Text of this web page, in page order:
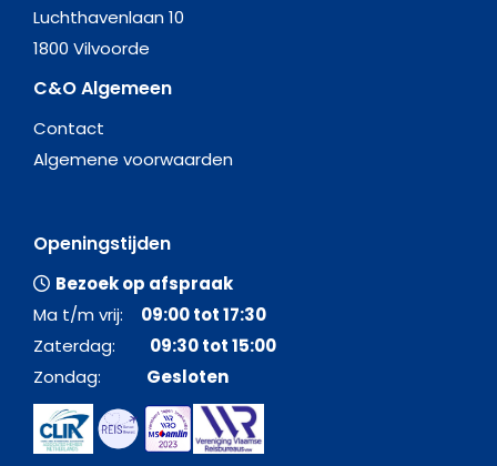
Luchthavenlaan 10
1800 Vilvoorde
C&O Algemeen
Contact
Algemene voorwaarden
Openingstijden
Bezoek op afspraak
Ma t/m vrij: 09:00 tot 17:30
Zaterdag: 09:30 tot 15:00
Zondag: Gesloten